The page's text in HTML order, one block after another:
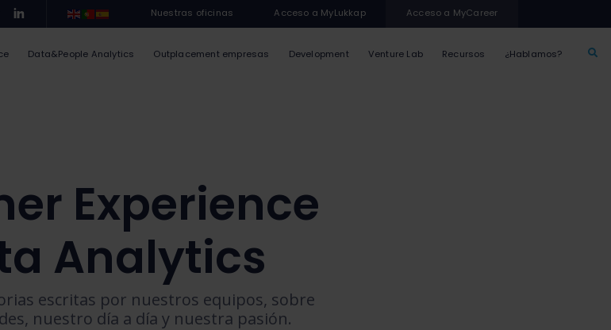
Nuestras oficinas Acceso a MyLukkap Acceso a MyCareer
Data&People Analytics Outplacement empresas Development Venture Lab Recursos ¿Hablamos?
Experience
Analytics
escritas por nuestros equipos, sobre
nuestro día a día y nuestra pasión.